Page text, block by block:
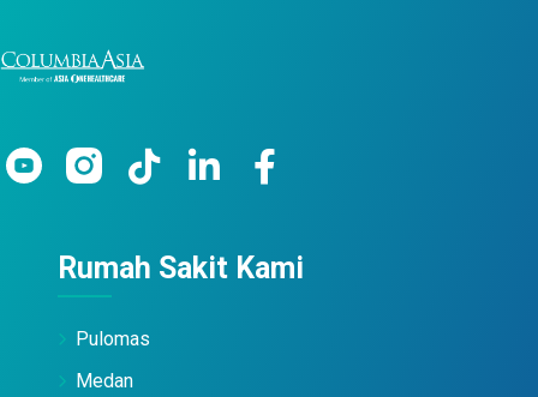
Rumah Sakit Kami
Pulomas
Medan